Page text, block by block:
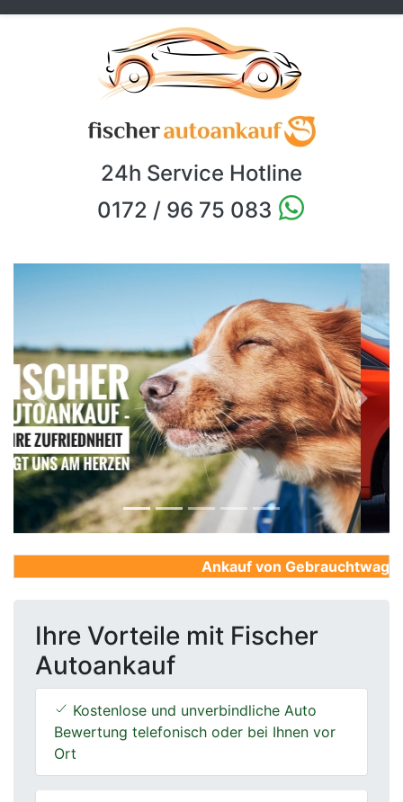
24h Service Hotline
0172 / 96 75 083
Previous Next
Ankauf von
Ihre Vorteile mit Fischer
Autoankauf
Kostenlose und unverbindliche Auto
Bewertung telefonisch oder bei Ihnen vor
Ort